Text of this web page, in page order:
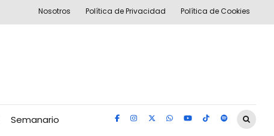
Nosotros Política de Privacidad Política de Cookies
Semanario